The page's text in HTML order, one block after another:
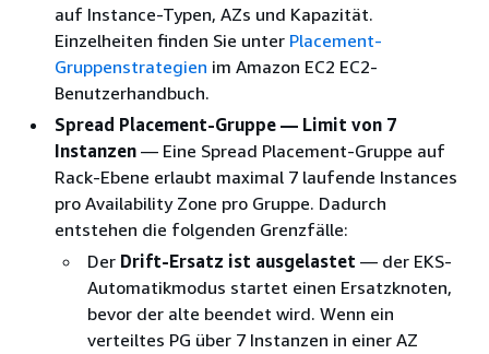
auf Instance-Typen, AZs und Kapazität.
Einzelheiten finden Sie unter Placement-
Gruppenstrategien im Amazon EC2 EC2-
Benutzerhandbuch.
Spread Placement-Gruppe — Limit von 7
Instanzen — Eine Spread Placement-Gruppe auf
Rack-Ebene erlaubt maximal 7 laufende Instances
pro Availability Zone pro Gruppe. Dadurch
entstehen die folgenden Grenzfälle:
Der Drift-Ersatz ist ausgelastet — der EKS-
Automatikmodus startet einen Ersatzknoten,
bevor der alte beendet wird. Wenn ein
verteiltes PG über 7 Instanzen in einer AZ